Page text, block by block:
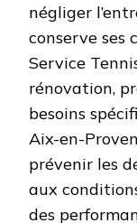
négliger
conserve ses
Service
rénovation,
besoins
Aix-en-
prévenir les
aux
des